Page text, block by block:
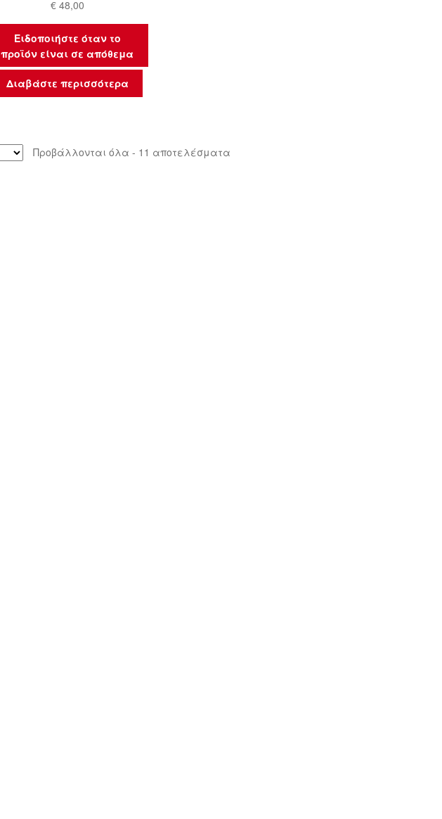
€48,00
Ειδοποιήστε όταν το
προϊόν είναι σε απόθεμα
Διαβάστε περισσότερα
Προβάλλονται όλα - 11 αποτελέσματαSorted